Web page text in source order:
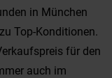
in München
Top-Konditionen.
für den
auch im